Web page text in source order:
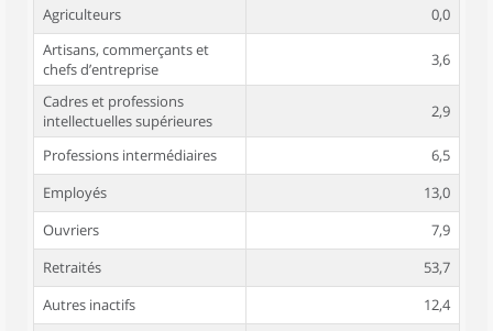
Agriculteurs
0,0
Artisans, commerçants et
chefs d’entreprise
3,6
Cadres et professions
intellectuelles supérieures
2,9
Professions intermédiaires
6,5
Employés
13,0
Ouvriers
7,9
Retraités
53,7
Autres inactifs
12,4